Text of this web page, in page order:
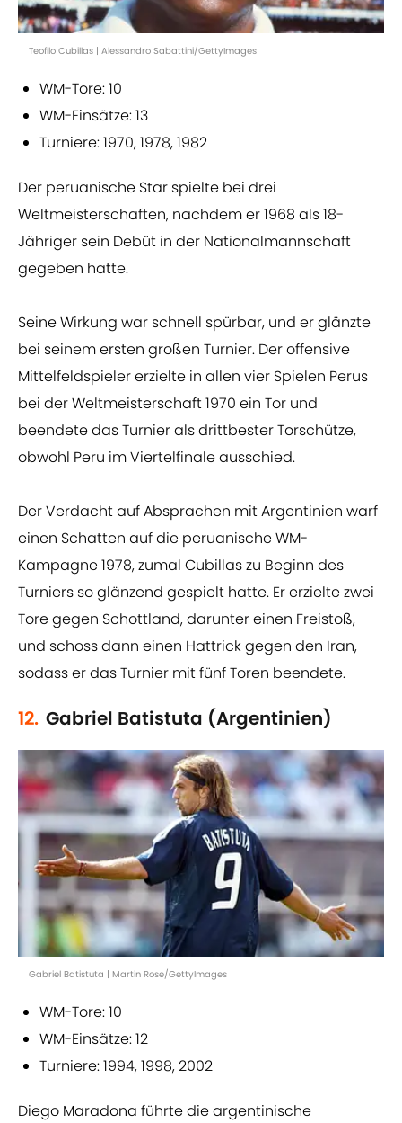
Teofilo Cubillas | Alessandro Sabattini/GettyImages
WM-Tore: 10
WM-Einsätze: 13
Turniere: 1970, 1978, 1982
Der peruanische Star spielte bei drei
Weltmeisterschaften, nachdem er 1968 als 18-
Jähriger sein Debüt in der Nationalmannschaft
gegeben hatte.
Seine Wirkung war schnell spürbar, und er glänzte
bei seinem ersten großen Turnier. Der offensive
Mittelfeldspieler erzielte in allen vier Spielen Perus
bei der Weltmeisterschaft 1970 ein Tor und
beendete das Turnier als drittbester Torschütze,
obwohl Peru im Viertelfinale ausschied.
Der Verdacht auf Absprachen mit Argentinien warf
einen Schatten auf die peruanische WM-
Kampagne 1978, zumal Cubillas zu Beginn des
Turniers so glänzend gespielt hatte. Er erzielte zwei
Tore gegen Schottland, darunter einen Freistoß,
und schoss dann einen Hattrick gegen den Iran,
sodass er das Turnier mit fünf Toren beendete.
12. Gabriel Batistuta (Argentinien)
Gabriel Batistuta | Martin Rose/GettyImages
WM-Tore: 10
WM-Einsätze: 12
Turniere: 1994, 1998, 2002
Diego Maradona führte die argentinische